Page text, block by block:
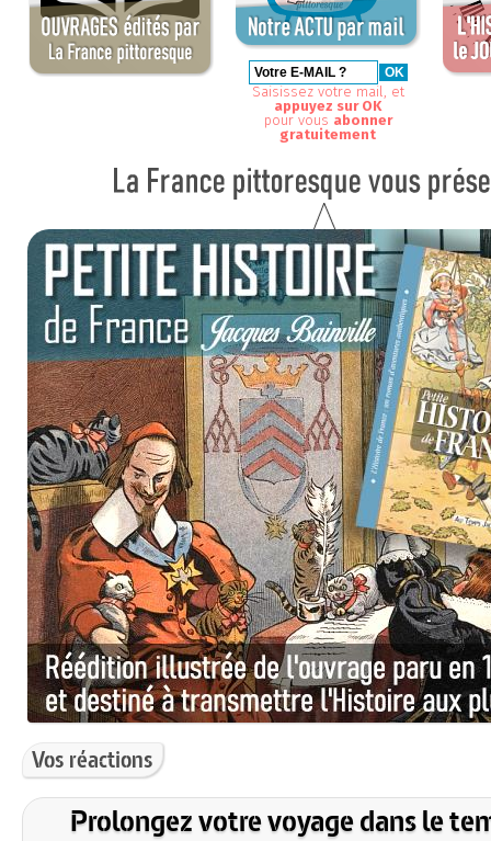
Saisissez votre mail, et
appuyez sur OK
pour vous abonner
gratuitement
Vos réactions
Prolongez votre voyage dans le